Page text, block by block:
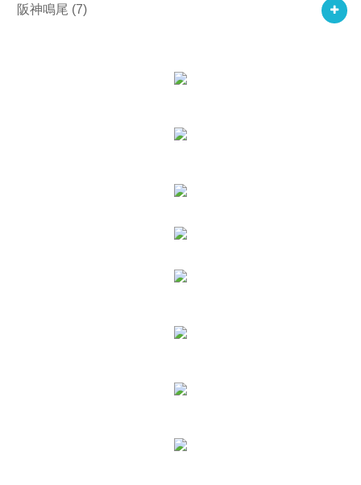
阪神鳴尾 (7)